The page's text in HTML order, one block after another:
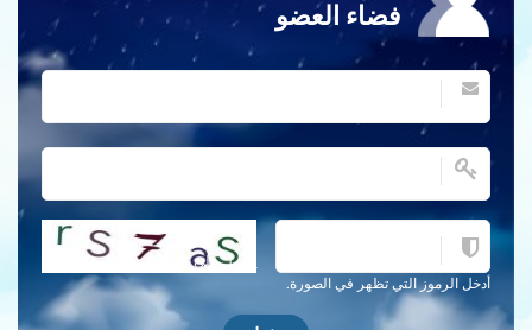
فضاء العضو
أدخل الرموز التي تظهر في الصورة.
احصل على كلمة التحقق جديدة!